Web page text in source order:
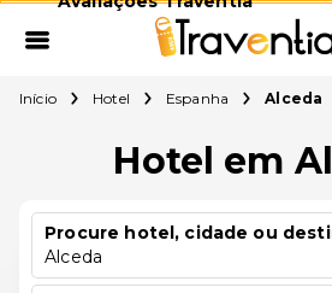
Início Hotel Espanha Alceda
Hotel em
Procure hotel, cidade ou
Alceda